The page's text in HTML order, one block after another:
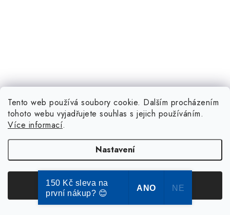
Tento web používá soubory cookie. Dalším procházením
tohoto webu vyjadřujete souhlas s jejich používáním.
Více informací.
Nastavení
Souhlasím
150 Kč sleva na
první nákup? 😊
ANO NE